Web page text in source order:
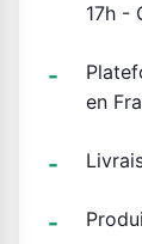
17h -
en